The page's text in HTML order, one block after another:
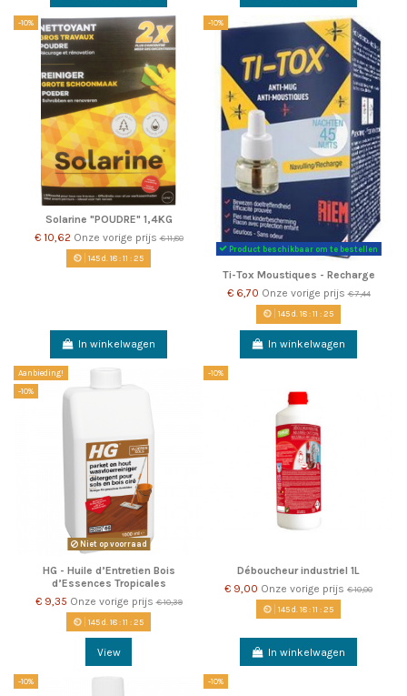
-10%
Solarine "POUDRE" 1,4KG
€ 10,62 Onze vorige prijs€ 11,80
145d. 18:11 :22
In winkelwagen
-10%
Product beschikbaar om te bestellen
Ti-Tox Moustiques - Recharge
€ 6,70 Onze vorige prijs€ 7,44
145d.18:11 :22
In winkelwagen
Aanbieding!
-10%
Niet op voorraad
HG - Huile d’Entretien Bois
d’Essences Tropicales
€ 9,35 Onze vorige prijs€ 10,39
145d. 18:11 :22
View
-10%
Déboucheur industriel 1L
€ 9,00 Onze vorige prijs € 10,00
145d. 18:11 :22
In winkelwagen
-10% -10%